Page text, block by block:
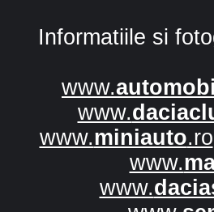
Informatiile si
www.
www.
www.miniauto.ro
www.
www.